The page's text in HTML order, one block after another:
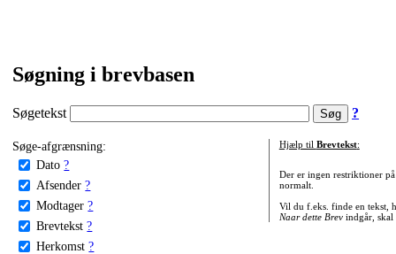
Søgning i brevbasen
Søgetekst ?
Søge-afgrænsning:
Dato ?
Afsender ?
Modtager ?
Brevtekst ?
Herkomst ?
Hjælp til Brevtekst:
Der er ingen restriktioner
normalt.
Vil du f.eks. finde en tekst,
Naar dette Brevindgår, skal